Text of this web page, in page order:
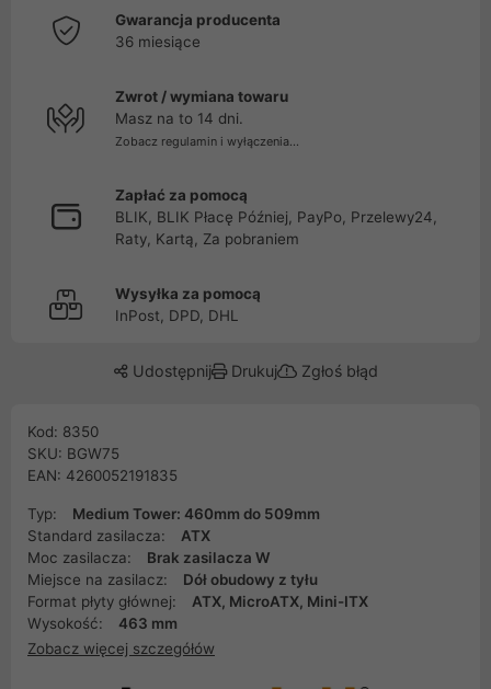
Gwarancja producenta
36 miesiące
Zwrot / wymiana towaru
Masz na to 14 dni.
Zobacz regulamin i wyłączenia...
Zapłać za pomocą
BLIK, BLIK Płacę Później, PayPo, Przelewy24,
Raty, Kartą, Za pobraniem
Wysyłka za pomocą
InPost, DPD, DHL
Udostępnij Drukuj Zgłoś błąd
Kod: 8350
SKU: BGW75
EAN: 4260052191835
Typ:
Medium Tower: 460mm do 509mm
Standard zasilacza:
ATX
Moc zasilacza:
Brak zasilacza W
Miejsce na zasilacz:
Dół obudowy z tyłu
Format płyty głównej:
ATX, MicroATX, Mini-ITX
Wysokość:
463 mm
Zobacz więcej szczegółów